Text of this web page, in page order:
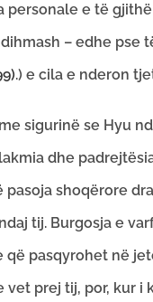
e të
– edhe pse
).) e cila e nderon
sigurinë se Hyu
dhe
shoqërore
tij. Burgosja e
pasqyrohet në
prej tij, por, kur i